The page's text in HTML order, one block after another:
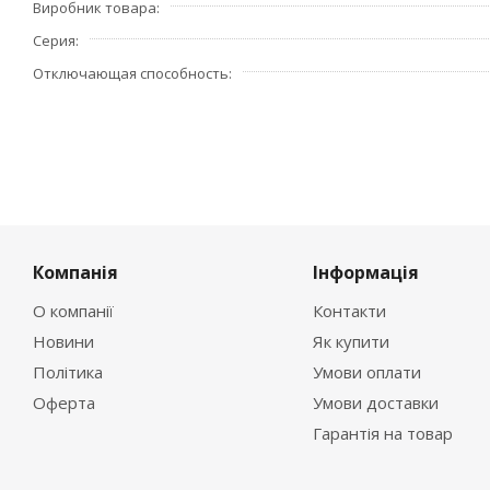
- индикация реального состояния контактов, напрямую
удобство эксплуатации
- рабочее напряжение: 230/400 В.
Виробник товара
Серия
Отключающая способность
Компанія
О компанії
Новини
Політика
Оферта
Інформація
Контакти
Як купити
Умови оплати
Умови доставки
Гарантія на товар